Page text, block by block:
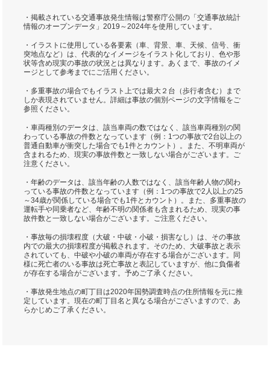
・掲載されている交通事故発生情報は警察庁公開の「交通事故統計
情報のオープンデータ」2019～2024年を使用しています。
・イラストに使用している各要素（車、背景、車、天候、信号、衝
突地点など）は、代表的なイメージをイラスト化しており、色や形
状等含め現実の事故の状況とは異なります。あくまで、事故のイメ
ージとして参考までにご活用ください。
・多重事故の場合でもイラスト上では最大２台（歩行者含む）まで
しか表現されていません。詳細は事故の個別ページの文字情報をご
参照ください。
・車両種別のデータは、該当車両の数ではなく、該当車両種別の関
わっている事故の件数となっています（例：1つの事故で2台以上の
普通自動車が衝突した場合でも1件とカウント）。また、不明車両が
含まれるため、現実の事故件数と一致しない場合がございます。ご
注意ください。
・年齢のデータは、該当年齢の人数ではなく、該当年齢人物の関わ
っている事故の件数となっています（例：1つの事故で2人以上の25
～34歳が関係している場合でも1件とカウント）。また、多重事故の
運転手や同乗者など、年齢不明の関係者も含まれるため、現実の事
故件数と一致しない場合がございます。ご注意ください。
・事故毎の損壊程度（大破・中破・小破・損害なし）は、その事故
内での最大の損壊程度が掲載されます。そのため、大破事故と表示
されていても、中破や小破の車両が存在する場合がございます。同
様に死亡者のいる事故は死亡事故と表記していますが、他に負傷者
が存在する場合がございます。予めご了承ください。
・事故発生地点の町丁目は2020年国勢調査時点の住所情報を元に推
定しています。現在の町丁目名と異なる場合がございますので、あ
らかじめご了承ください。